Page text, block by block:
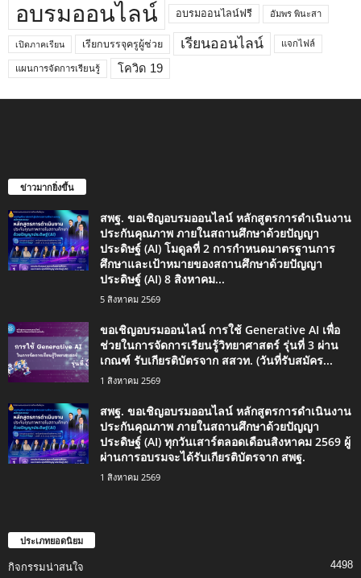
อบรมออนไลน์ อบรมออนไลน์ฟรี อัมพร พินะสา
เปิดภาคเรียน เรียกบรรจุครูผู้ช่วย เรียนออนไลน์ แจกไฟล์
แผนการจัดการเรียนรู้ โควิด 19
ข่าวมากยิ่งขึ้น
สพฐ. ขอเชิญอบรมออนไลน์ หลักสูตรการดำเนินงาน
ประกันคุณภาพ ภายในสถานศึกษาด้วยปัญญา
ประดิษฐ์ (AI) โมดูลที่ 2 การกำหนดมาตรฐานการ
ศึกษาและเป้าหมายของสถานศึกษาด้วยปัญญา
ประดิษฐ์ (AI) 8 สิงหาคม...
5 สิงหาคม 2569
ขอเชิญอบรมออนไลน์ การใช้ Generative AI เพื่อ
ช่วยในการจัดการเรียนรู้วิทยาศาสตร์ รุ่นที่ 3 ผ่าน
เกณฑ์ รับเกียรติบัตรจาก สสวท. (วันที่รับสมัคร...
1 สิงหาคม 2569
สพฐ. ขอเชิญอบรมออนไลน์ หลักสูตรการดำเนินงาน
ประกันคุณภาพ ภายในสถานศึกษาด้วยปัญญา
ประดิษฐ์ (AI) ทุกวันเสาร์ตลอดเดือนสิงหาคม 2569 ผู้
ผ่านการอบรมจะได้รับเกียรติบัตรจาก สพฐ.
1 สิงหาคม 2569
ประเภทยอดนิยม
กิจกรรมน่าสนใจ 4498